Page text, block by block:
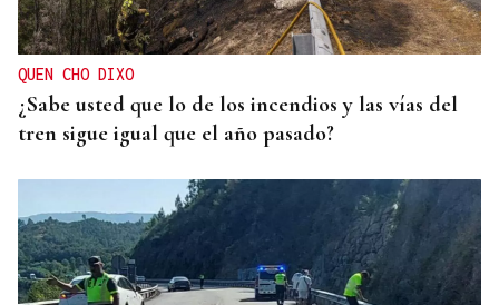
QUEN CHO DIXO
¿Sabe usted que lo de los incendios y las vías del
tren sigue igual que el año pasado?